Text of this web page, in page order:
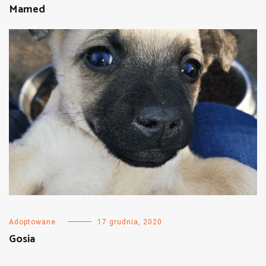
Mamed
Adoptowane 17 grudnia, 2020
Gosia